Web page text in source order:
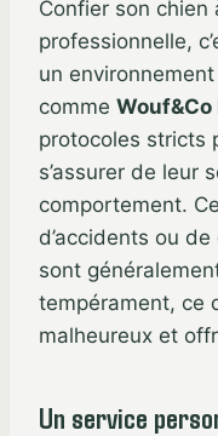
Confier son chien
professionnelle,
un
comme Wouf&Co
protocoles stricts
s’assurer de leur
comportement.
d’accidents ou
sont
tempérament, ce
malheureux et
Un service